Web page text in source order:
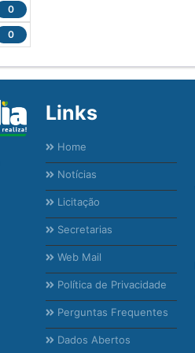
0
0
Links
Home
Notícias
Licitação
Secretarias
Web Mail
Política de Privacidade
Perguntas Frequentes
Dados Abertos